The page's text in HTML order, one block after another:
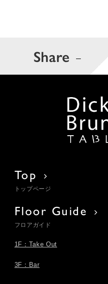
Share
Top
トップページ
Floor Guide
フロアガイド
1F：Take Out
3F：Bar